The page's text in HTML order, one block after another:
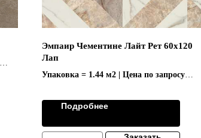
Эмпаир Чементине Лайт Рет 60x120
Лап
Упаковка = 1.44 м2 | Цена по запросу
Подробнее